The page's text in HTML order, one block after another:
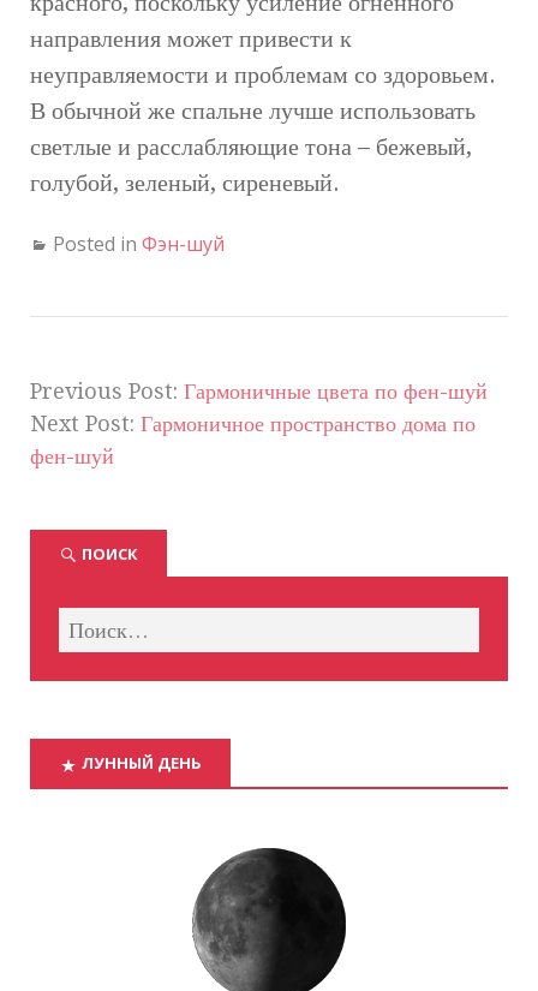
направления может привести к
неуправляемости и проблемам со здоровьем.
В обычной же спальне лучше использовать
светлые и расслабляющие тона – бежевый,
голубой, зеленый, сиреневый.
Posted in Фэн-шуй
Previous Post: Гармоничные цвета по фен-шуй
Next Post: Гармоничное пространство дома по
фен-шуй
ПОИСК
ЛУННЫЙ ДЕНЬ